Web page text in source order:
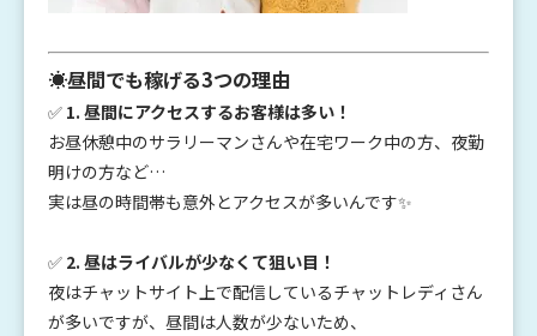
☀️昼間でも稼げる3つの理由
✅ 1. 昼間にアクセスするお客様は多い！
お昼休憩中のサラリーマンさんや在宅ワーク中の方、夜勤
明けの方など…
実は昼の時間帯も意外とアクセスが多いんです✨
✅ 2. 昼はライバルが少なくて狙い目！
夜はチャットサイト上で配信しているチャットレディさん
が多いですが、昼間は人数が少ないため、